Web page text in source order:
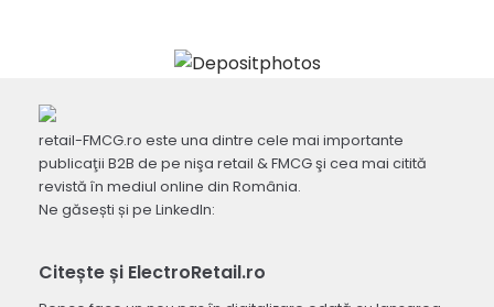
retail-FMCG.ro este una dintre cele mai importante
publicaţii B2B de pe nişa retail & FMCG şi cea mai citită
revistă în mediul online din România.
Ne găsești și pe LinkedIn:
Citește și ElectroRetail.ro